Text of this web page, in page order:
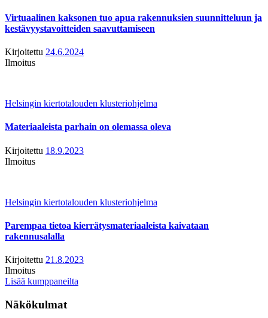
Virtuaalinen kaksonen tuo apua rakennuksien suunnitteluun ja
kestävyystavoitteiden saavuttamiseen
Kirjoitettu 24.6.2024
Ilmoitus
Helsingin kiertotalouden klusteriohjelma
Materiaaleista parhain on olemassa oleva
Kirjoitettu 18.9.2023
Ilmoitus
Helsingin kiertotalouden klusteriohjelma
Parempaa tietoa kierrätysmateriaaleista kaivataan
rakennusalalla
Kirjoitettu 21.8.2023
Ilmoitus
Lisää kumppaneilta
Näkökulmat